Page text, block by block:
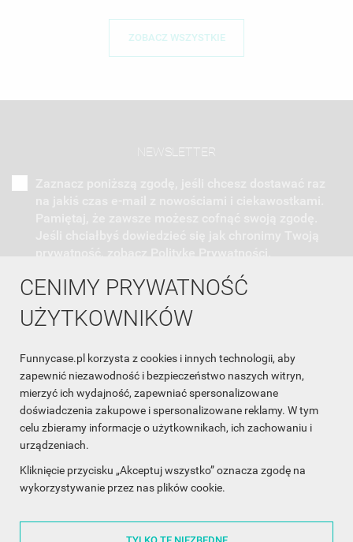
CENIMY PRYWATNOŚĆ
UŻYTKOWNIKÓW
Funnycase.pl korzysta z cookies i innych technologii, aby
zapewnić niezawodność i bezpieczeństwo naszych witryn,
mierzyć ich wydajność, zapewniać spersonalizowane
doświadczenia zakupowe i spersonalizowane reklamy. W tym
celu zbieramy informacje o użytkownikach, ich zachowaniu i
urządzeniach.
Kliknięcie przycisku „Akceptuj wszystko” oznacza zgodę na
wykorzystywanie przez nas plików cookie.
ZOBACZ WSZYSTKIE
NEWSLETTER
INFORMACJA O SKLEPIE
INFORMACJE
OBSŁUGA KLIENTA
WSPÓŁPRACA